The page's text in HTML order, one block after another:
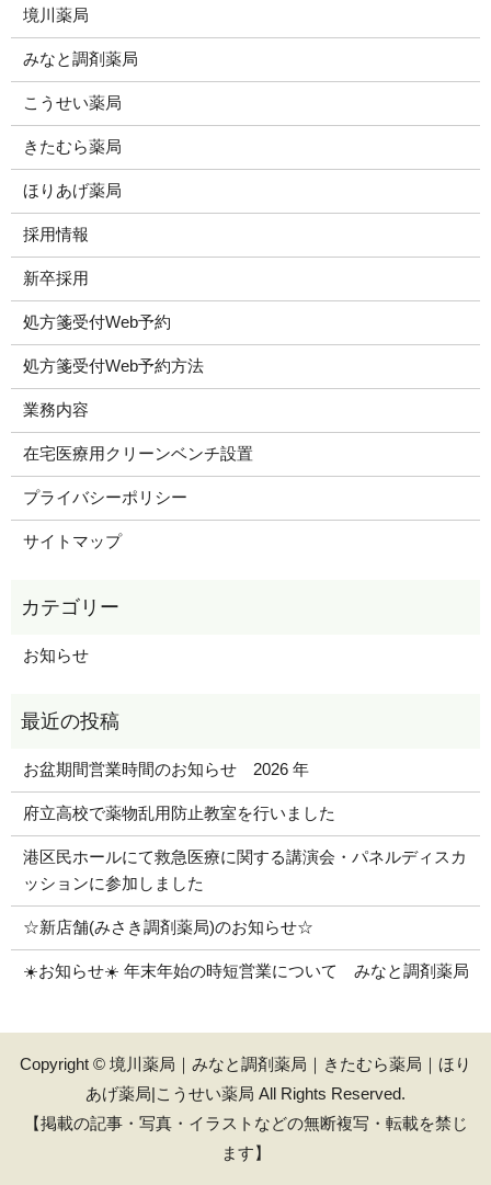
境川薬局
みなと調剤薬局
こうせい薬局
きたむら薬局
ほりあげ薬局
採用情報
新卒採用
処方箋受付Web予約
処方箋受付Web予約方法
業務内容
在宅医療用クリーンベンチ設置
プライバシーポリシー
サイトマップ
お知らせ
お盆期間営業時間のお知らせ 2026 年
府立高校で薬物乱用防止教室を行いました
港区民ホールにて救急医療に関する講演会・パネルディスカ
ッションに参加しました
☆新店舗(みさき調剤薬局)のお知らせ☆
☀️お知らせ☀️ 年末年始の時短営業について みなと調剤薬局
Copyright © 境川薬局｜みなと調剤薬局｜きたむら薬局｜ほり
あげ薬局|こうせい薬局 All Rights Reserved.
【掲載の記事・写真・イラストなどの無断複写・転載を禁じ
ます】